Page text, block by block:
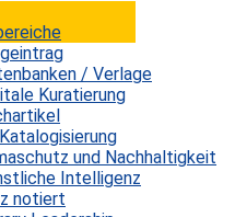
/ Verlage
Kuratierung
und Nachhaltigkeit
Intelligenz
notiert
Erwin König
Leistung
einer